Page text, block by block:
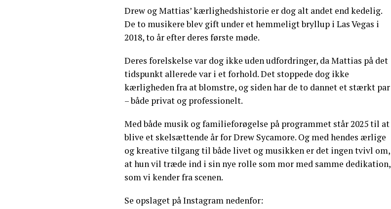
Drew og Mattias’ kærlighedshistorie er dog alt andet end kedelig.
De to musikere blev gift under et hemmeligt bryllup i Las Vegas i
2018, to år efter deres første møde.
Deres forelskelse var dog ikke uden udfordringer, da Mattias på det
tidspunkt allerede var i et forhold. Det stoppede dog ikke
kærligheden fra at blomstre, og siden har de to dannet et stærkt par
– både privat og professionelt.
Med både musik og familieforøgelse på programmet står 2025 til at
blive et skelsættende år for Drew Sycamore. Og med hendes ærlige
og kreative tilgang til både livet og musikken er det ingen tvivl om,
at hun vil træde ind i sin nye rolle som mor med samme dedikation,
som vi kender fra scenen.
Se opslaget på Instagram nedenfor: